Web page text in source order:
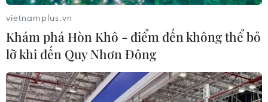
vietnamplus.vn
Khám phá Hòn Khô - điểm đến không thể bỏ
lỡ khi đến Quy Nhơn Đông